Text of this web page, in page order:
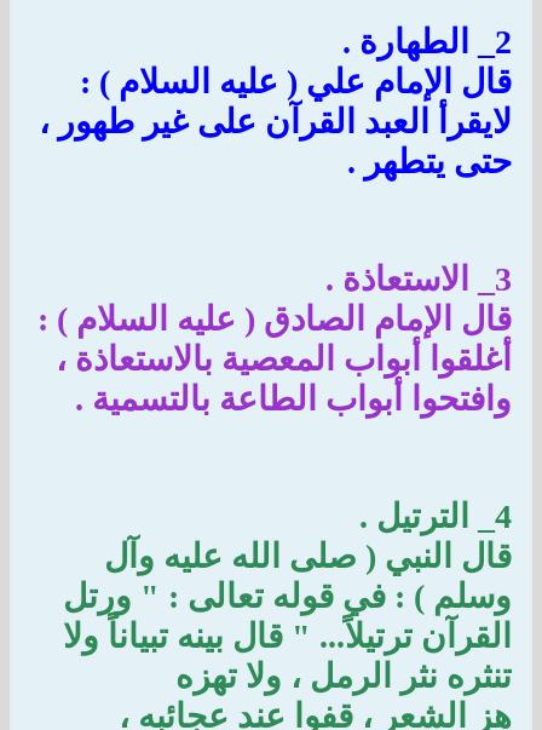
2_ الطهارة .
قال الإمام علي ( عليه السلام ) :
لايقرأ العبد القرآن على غير طهور ،
حتى يتطهر .
3_ الاستعاذة .
قال الإمام الصادق ( عليه السلام ) :
أغلقوا أبواب المعصية بالاستعاذة ،
وافتحوا أبواب الطاعة بالتسمية .
4_ الترتيل .
قال النبي ( صلى الله عليه وآل
وسلم ) : في قوله تعالى : " ورتل
القرآن ترتيلاً... " قال بينه تبياناً ولا
تنثره نثر الرمل ، ولا تهزه
هز الشعر ، قفوا عند عجائبه ،